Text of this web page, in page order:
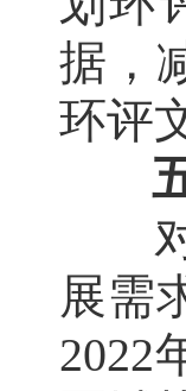
据，
环评
展需
2022